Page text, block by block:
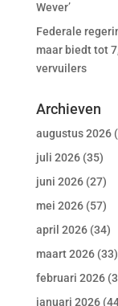
Wever’
Federale
maar biedt tot
vervuilers
Archieven
augustus 2026
juli 2026(35)
juni 2026(27)
mei 2026(57)
april 2026(34)
maart 2026(33)
februari 2026
januari 2026